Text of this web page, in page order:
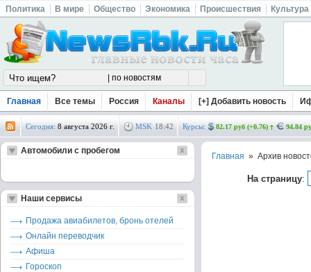
Политика В мире Общество Экономика Происшествия Культура
Главная Все темы Россия Каналы [+] Добавить новость
Сегодня: 8 августа 2026 г. MSK 18:42 Курсы: 82.17 руб (+0.76) 94.84
Главная » Архив
На страницу:
Автомобили с пробегом
Наши сервисы
Продажа авиабилетов, бронь отелей
Онлайн переводчик
Афиша
Гороскоп